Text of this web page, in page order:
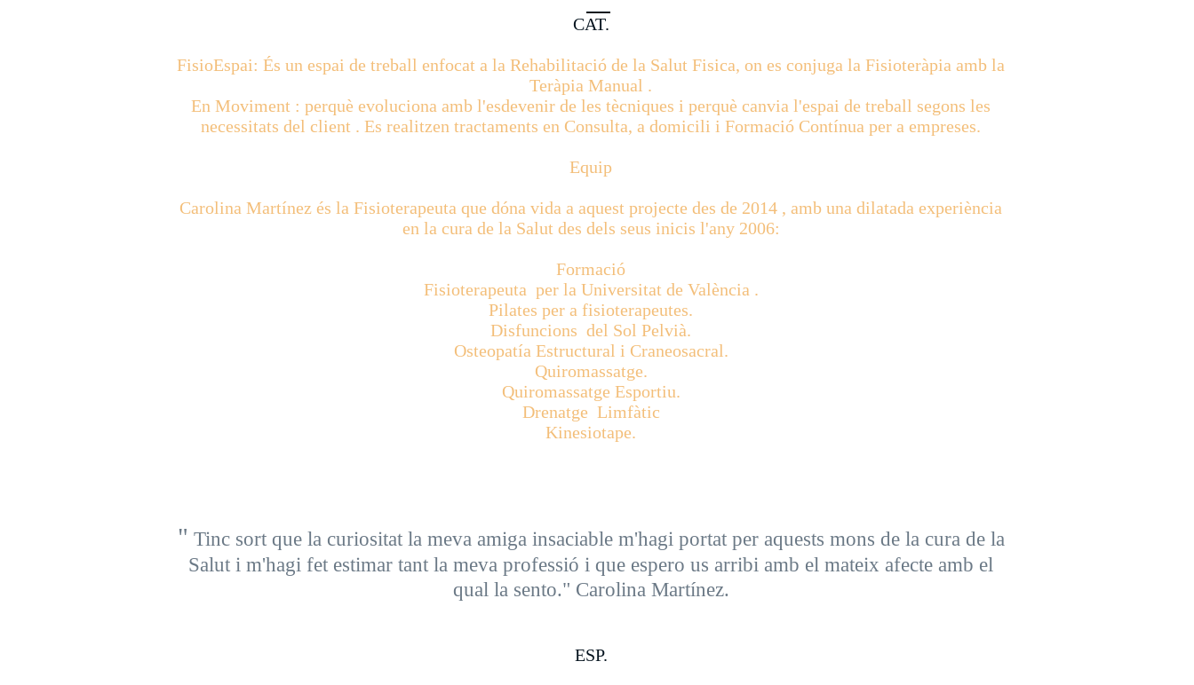
CAT.
FisioEspai: És un espai de treball enfocat a la Rehabilitació de la Salut Fisica, on es conjuga la Fisioteràpia amb la
Teràpia Manual .
En Moviment : perquè evoluciona amb l'esdevenir de les tècniques i perquè canvia l'espai de treball segons les
necessitats del client . Es realitzen tractaments en Consulta, a domicili i Formació Contínua per a empreses.
Equip
Carolina Martínez és la Fisioterapeuta que dóna vida a aquest projecte des de 2014 , amb una dilatada experiència
en la cura de la Salut des dels seus inicis l'any 2006:
Formació
Fisioterapeuta per la Universitat de València .
Pilates per a fisioterapeutes.
Disfuncions del Sol Pelvià.
Osteopatía Estructural i Craneosacral.
Quiromassatge.
Quiromassatge Esportiu.
Drenatge Limfàtic
Kinesiotape.
" Tinc sort que la curiositat la meva amiga insaciable m'hagi portat per aquests mons de la cura de la
Salut i m'hagi fet estimar tant la meva professió i que espero us arribi amb el mateix afecte amb el
qual la sento." Carolina Martínez.
ESP.